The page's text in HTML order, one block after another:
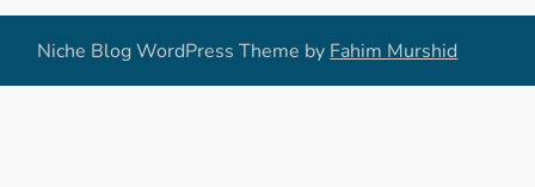
Niche Blog WordPress Theme by Fahim Murshid